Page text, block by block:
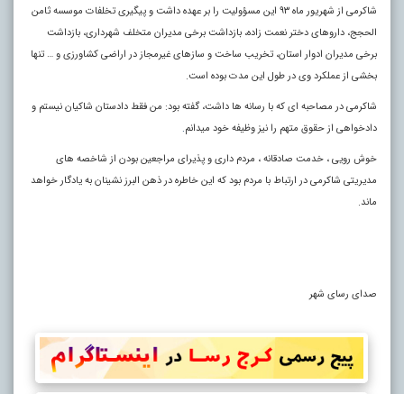
شاکرمی از شهریور ماه ۹۳ این مسؤولیت را بر عهده داشت و پیگیری تخلفات موسسه ثامن‌
الحجج، داروهای دختر نعمت‌ زاده، بازداشت برخی مدیران متخلف شهرداری، بازداشت
برخی مدیران ادوار استان، تخریب ساخت و سازهای غیرمجاز در اراضی کشاورزی و … تنها
بخشی از عملکرد وی در طول این مدت بوده است.
شاکرمی در مصاحبه ای که با رسانه ها داشت، گفته بود: من فقط دادستان شاکیان نیستم و
دادخواهی از حقوق متهم را نیز وظیفه خود میدانم.
خوش رویی ، خدمت صادقانه ، مردم داری و پذیرای مراجعین بودن از شاخصه های
مدیریتی شاکرمی در ارتباط با مردم بود که این خاطره در ذهن البرز نشینان به یادگار خواهد
ماند.
صدای رسای شهر